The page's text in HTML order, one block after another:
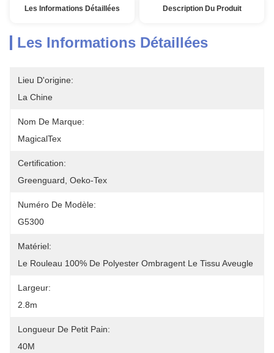
Les Informations Détaillées Description Du Produit
Les Informations Détaillées
Lieu D'origine:
La Chine
Nom De Marque:
MagicalTex
Certification:
Greenguard, Oeko-Tex
Numéro De Modèle:
G5300
Matériel:
Le Rouleau 100% De Polyester Ombragent Le Tissu Aveugle
Largeur:
2.8m
Longueur De Petit Pain:
40M